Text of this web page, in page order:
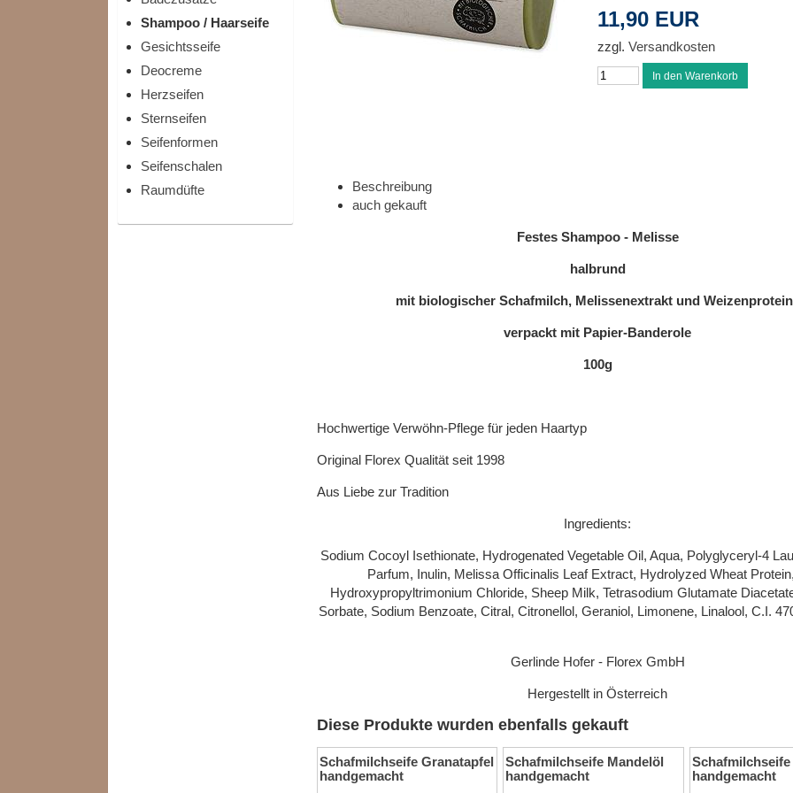
Shampoo / Haarseife
Gesichtsseife
Deocreme
Herzseifen
Sternseifen
Seifenformen
Seifenschalen
Raumdüfte
11,90 EUR
zzgl. Versandkosten
Beschreibung
auch gekauft
Festes Shampoo - Melisse
halbrund
mit biologischer Schafmilch, Melissenextrakt und
verpackt mit Papier-Banderole
100g
Hochwertige Verwöhn-Pflege für jeden Haartyp
Original Florex Qualität seit 1998
Aus Liebe zur Tradition
Ingredients:
Sodium Cocoyl Isethionate, Hydrogenated Vegetable Oil, Aqua, Polyglyceryl-4
Parfum, Inulin, Melissa Officinalis Leaf Extract, Hydrolyzed Wheat
Hydroxypropyltrimonium Chloride, Sheep Milk, Tetrasodium Glutamate
Sorbate, Sodium Benzoate, Citral, Citronellol, Geraniol, Limonene, Linalool, C.I.
Gerlinde Hofer - Florex GmbH
Hergestellt in Österreich
Diese Produkte wurden ebenfalls gekauft
Schafmilchseife Granatapfel
handgemacht
Schafmilchseife Mandelöl
handgemacht
handgemacht